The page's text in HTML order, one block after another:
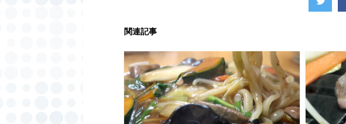
関連記事